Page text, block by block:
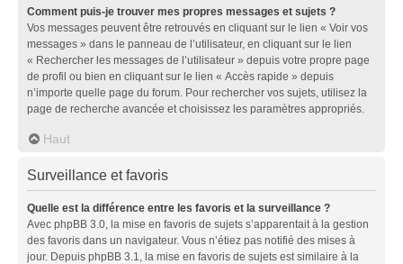
Comment puis-je trouver mes propres messages et sujets ?
Vos messages peuvent être retrouvés en cliquant sur le lien « Voir vos
messages » dans le panneau de l’utilisateur, en cliquant sur le lien
« Rechercher les messages de l’utilisateur » depuis votre propre page
de profil ou bien en cliquant sur le lien « Accès rapide » depuis
n’importe quelle page du forum. Pour rechercher vos sujets, utilisez la
page de recherche avancée et choisissez les paramètres appropriés.
Haut
Surveillance et favoris
Quelle est la différence entre les favoris et la surveillance ?
Avec phpBB 3.0, la mise en favoris de sujets s’apparentait à la gestion
des favoris dans un navigateur. Vous n’étiez pas notifié des mises à
jour. Depuis phpBB 3.1, la mise en favoris de sujets est similaire à la